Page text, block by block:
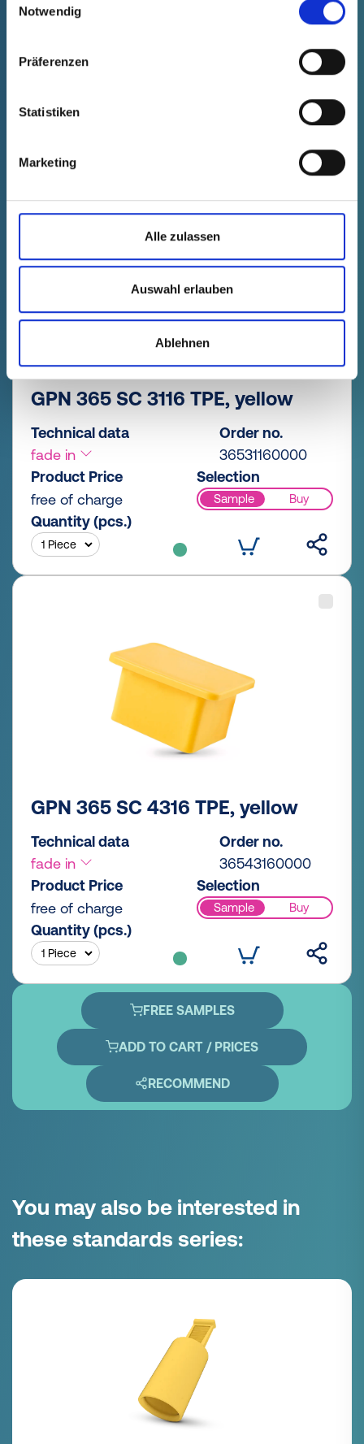
Notwendig
Präferenzen
Statistiken
Marketing
Alle zulassen
Auswahl erlauben
Ablehnen
Technical data
36523160000
Product Price
Quantity (pcs.)
GPN 365 SC 3116 TPE, yellow
Technical data
fade in
Order no.
36531160000
Product Price
free of charge
Selection
Sample Buy
Quantity (pcs.)
GPN 365 SC 4316 TPE, yellow
Technical data
fade in
Order no.
36543160000
Product Price
free of charge
Selection
Sample Buy
Quantity (pcs.)
FREE SAMPLES
ADD TO CART / PRICES
RECOMMEND
You may also be interested in
these standards series: